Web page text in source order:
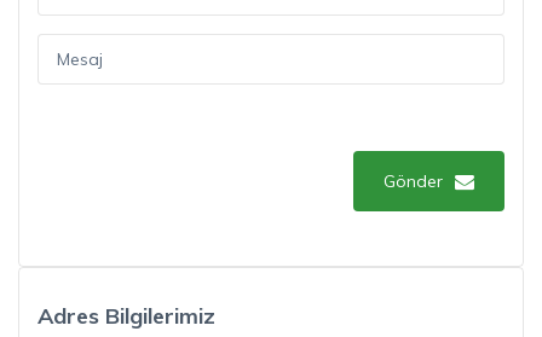
Gönder
Adres Bilgilerimiz